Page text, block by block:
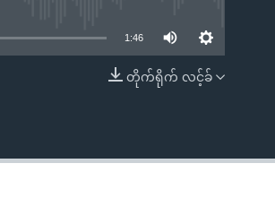
EMBED
1:46
တိုက်ရိုက် လင့်ခ်